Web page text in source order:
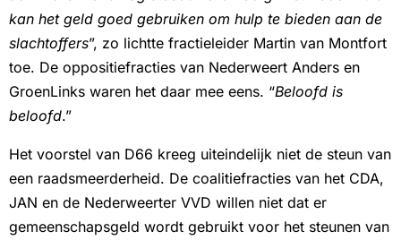
kan het geld goed gebruiken om hulp te bieden aan de
slachtoffers”, zo lichtte fractieleider Martin van Montfort
toe. De oppositiefracties van Nederweert Anders en
GroenLinks waren het daar mee eens. “Beloofd is
beloofd.”
Het voorstel van D66 kreeg uiteindelijk niet de steun van
een raadsmeerderheid. De coalitiefracties van het CDA,
JAN en de Nederweerter VVD willen niet dat er
gemeenschapsgeld wordt gebruikt voor het steunen van